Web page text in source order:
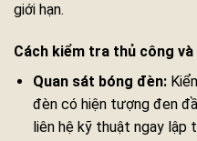
giới hạn.
Cách kiểm tra thủ công
Quan sát bóng đèn:
đèn có hiện tượng đen
liên hệ kỹ thuật ngay lập